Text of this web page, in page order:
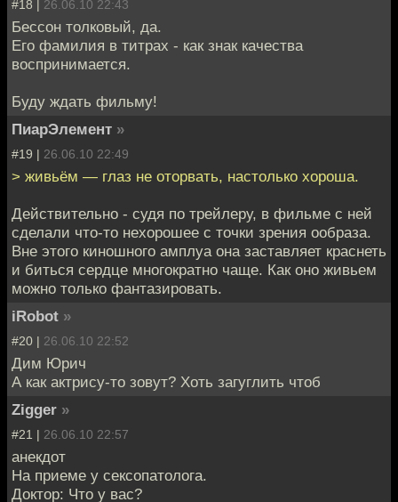
#18 | 26.06.10 22:43
Бессон толковый, да.
Его фамилия в титрах - как знак качества
воспринимается.
Буду ждать фильму!
ПиарЭлемент »
#19 | 26.06.10 22:49
> живьём — глаз не оторвать, настолько хороша.
Действительно - судя по трейлеру, в фильме с ней
сделали что-то нехорошее с точки зрения ообраза.
Вне этого киношного амплуа она заставляет краснеть
и биться сердце многократно чаще. Как оно живьем
можно только фантазировать.
iRobot »
#20 | 26.06.10 22:52
Дим Юрич
А как актрису-то зовут? Хоть загуглить чтоб
Zigger »
#21 | 26.06.10 22:57
анекдот
На приеме у сексопатолога.
Доктор: Что у вас?